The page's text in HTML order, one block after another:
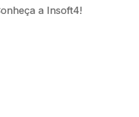
a Insoft4!